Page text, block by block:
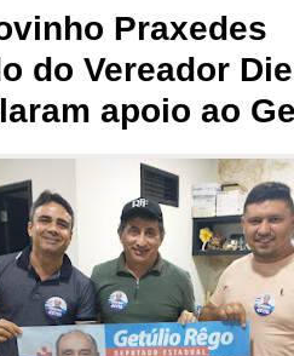
Praxedes
do Vereador
apoio ao